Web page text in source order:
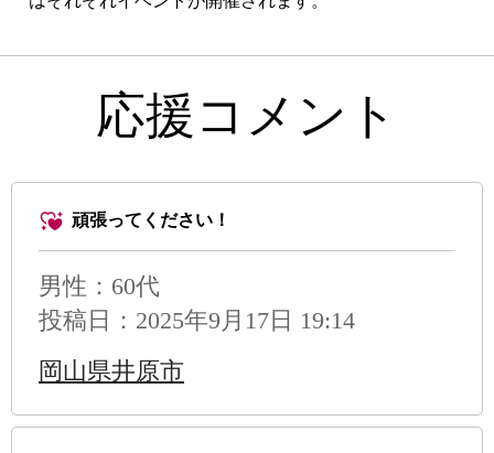
応援コメント
頑張ってください！
男性 ：60代
投稿日：2025年9月17日 19:14
岡山県井原市